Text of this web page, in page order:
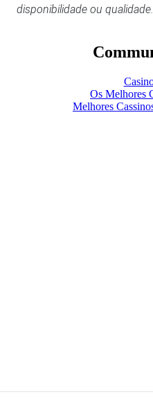
disponibilidade ou qualidade.